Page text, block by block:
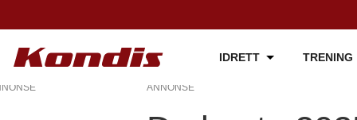
IDRETT TRENING
ANNONSE